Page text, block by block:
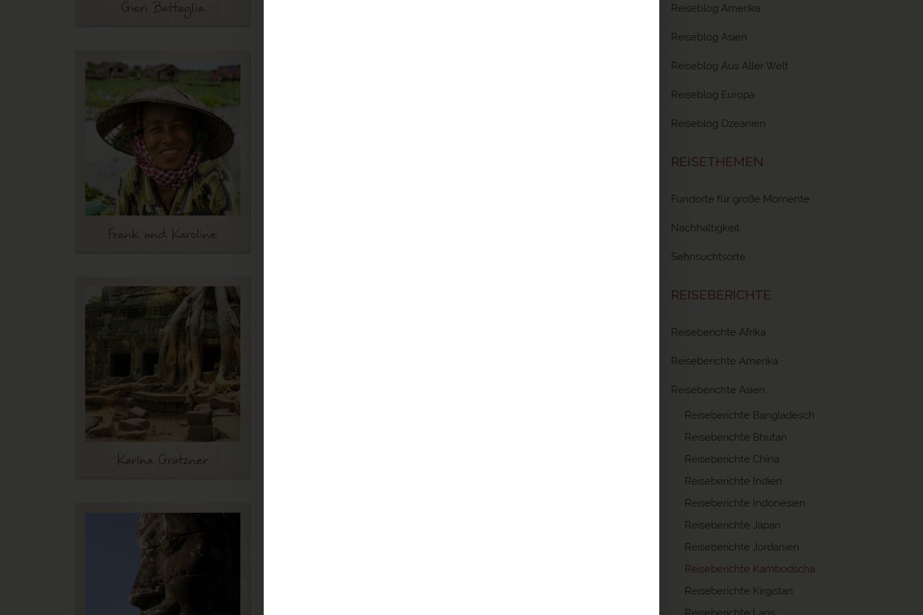
Gieri Battaglia
Frank und Karoline
Karina Grützner
Reiseblog Amerika
Reiseblog Asien
Reiseblog Aus Aller Welt
Reiseblog Europa
Reiseblog Ozeanien
REISETHEMEN
Fundorte für große Momente
Nachhaltigkeit
Sehnsuchtsorte
REISEBERICHTE
Reiseberichte Afrika
Reiseberichte Amerika
Reiseberichte Asien
Reiseberichte Bangladesch
Reiseberichte Bhutan
Reiseberichte China
Reiseberichte Indien
Reiseberichte Indonesien
Reiseberichte Japan
Reiseberichte Jordanien
Reiseberichte Kambodscha
Reiseberichte Kirgistan